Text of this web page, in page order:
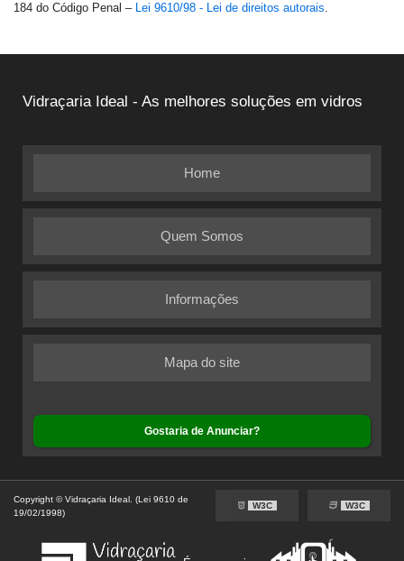
184 do Código Penal – Lei 9610/98 - Lei de direitos autorais.
Vidraçaria Ideal - As melhores soluções em vidros
Home
Quem Somos
Informações
Mapa do site
Gostaria de Anunciar?
Copyright © Vidraçaria Ideal. (Lei 9610 de
19/02/1998)
W3C W3C